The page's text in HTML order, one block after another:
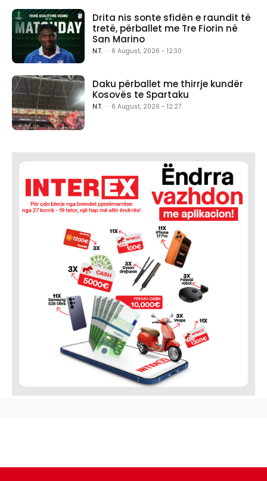
Drita nis sonte sfidën e raundit të
tretë, përballet me Tre Fiorin në
San Marino
N.T. - 6 August, 2026 - 12:30
Daku përballet me thirrje kundër
Kosovës te Spartaku
N.T. - 6 August, 2026 - 12:27